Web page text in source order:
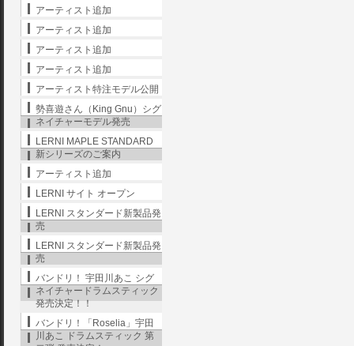
アーティスト追加
アーティスト追加
アーティスト追加
アーティスト追加
アーティスト特注モデル公開
勢喜遊さん（King Gnu）シグ
ネイチャーモデル発売
LERNI MAPLE STANDARD
新シリーズのご案内
アーティスト追加
LERNI サイト オープン
LERNI スタンダード新製品発
売
LERNI スタンダード新製品発
売
バンドリ！ 宇田川あこ シグ
ネイチャードラムスティック
発売決定！！
バンドリ！「Roselia」宇田
川あこ ドラムスティック 第